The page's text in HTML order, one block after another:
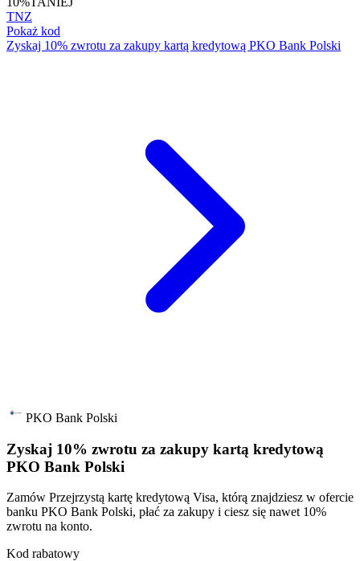
TNZ
Pokaż kod
Zyskaj 10% zwrotu za zakupy kartą kredytową PKO Bank Polski
PKO Bank Polski
Zyskaj 10% zwrotu za zakupy kartą kredytową
PKO Bank Polski
Zamów Przejrzystą kartę kredytową Visa, którą znajdziesz w ofercie
banku PKO Bank Polski, płać za zakupy i ciesz się nawet 10%
zwrotu na konto.
Kod rabatowy